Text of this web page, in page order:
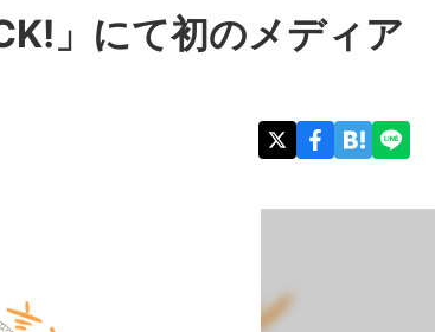
」にて初のメディア